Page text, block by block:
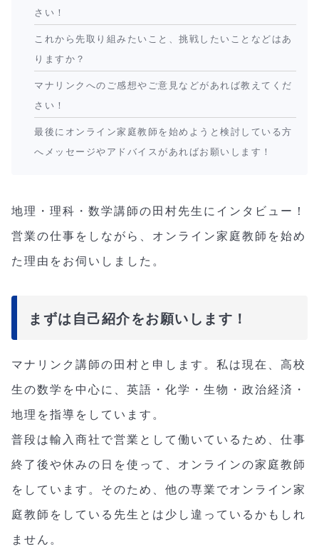
さい！
これから先取り組みたいこと、挑戦したいことなどはあ
りますか？
マナリンクへのご感想やご意見などがあれば教えてくだ
さい！
最後にオンライン家庭教師を始めようと検討している方
へメッセージやアドバイスがあればお願いします！
地理・理科・数学講師の田村先生にインタビュー！
営業の仕事をしながら、オンライン家庭教師を始め
た理由をお伺いしました。
まずは自己紹介をお願いします！
マナリンク講師の田村と申します。私は現在、高校
生の数学を中心に、英語・化学・生物・政治経済・
地理を指導をしています。
普段は輸入商社で営業として働いているため、仕事
終了後や休みの日を使って、オンラインの家庭教師
をしています。そのため、他の専業でオンライン家
庭教師をしている先生とは少し違っているかもしれ
ません。